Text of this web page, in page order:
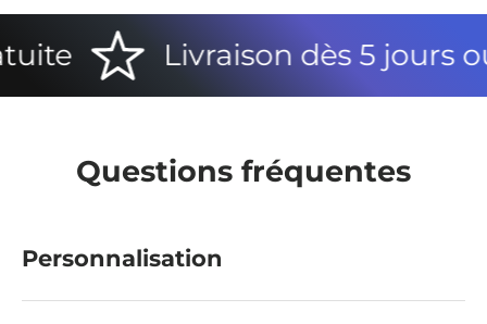
Livraison dès 5 jours
Questions fréquentes
Personnalisation